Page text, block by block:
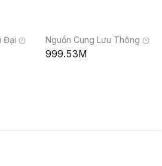
Đại Nguồn Cung Lưu Thông
999.53M